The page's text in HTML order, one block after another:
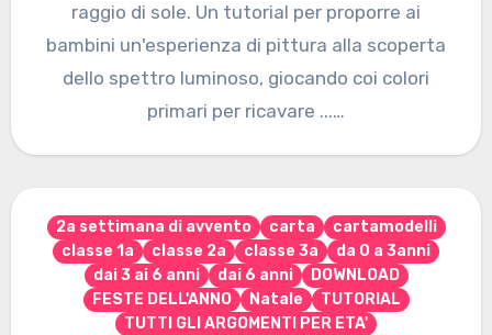
raggio di sole. Un tutorial per proporre ai
bambini un'esperienza di pittura alla scoperta
dello spettro luminoso, giocando coi colori
primari per ricavare ...…
2a settimana di avvento carta
cartamodelli
classe 1a
classe 2a classe 3a
da 0 a 3anni
dai 3 ai 6 anni
dai 6 anni
DOWNLOAD
FESTE DELL'ANNO
Natale
TUTORIAL
TUTTI GLI ARGOMENTI PER ETA'